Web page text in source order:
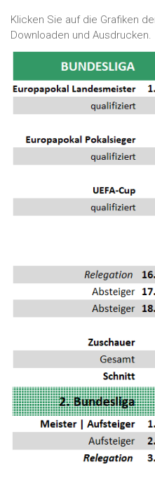
Klicken Sie auf die Grafiken
Downloaden und Ausdrucken.